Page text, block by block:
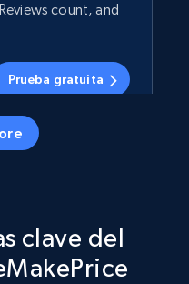
count, and
Prueba gratuita
count, and
clave del